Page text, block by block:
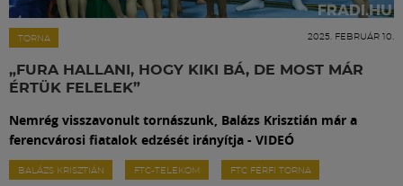
TORNA 2025. FEBRUÁR 10.
„FURA HALLANI, HOGY KIKI BÁ, DE MOST MÁR
ÉRTÜK FELELEK”
Nemrég visszavonult tornászunk, Balázs Krisztián már a
ferencvárosi fiatalok edzését irányítja - VIDEÓ
BALÁZS KRISZTIÁN FTC-TELEKOM FTC FÉRFI TORNA
Labdarúgás
Meccscenter